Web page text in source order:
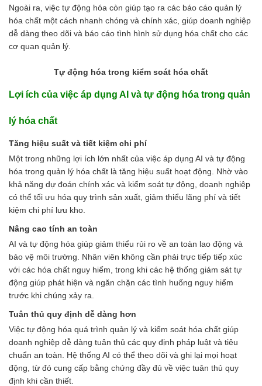
Ngoài ra, việc tự động hóa còn giúp tạo ra các báo cáo quản lý
hóa chất một cách nhanh chóng và chính xác, giúp doanh nghiệp
dễ dàng theo dõi và báo cáo tình hình sử dụng hóa chất cho các
cơ quan quản lý.
Tự động hóa trong kiểm soát hóa chất
Lợi ích của việc áp dụng AI và tự động hóa trong quản
lý hóa chất
Tăng hiệu suất và tiết kiệm chi phí
Một trong những lợi ích lớn nhất của việc áp dụng AI và tự động
hóa trong quản lý hóa chất là tăng hiệu suất hoạt động. Nhờ vào
khả năng dự đoán chính xác và kiểm soát tự động, doanh nghiệp
có thể tối ưu hóa quy trình sản xuất, giảm thiểu lãng phí và tiết
kiệm chi phí lưu kho.
Nâng cao tính an toàn
AI và tự động hóa giúp giảm thiểu rủi ro về an toàn lao động và
bảo vệ môi trường. Nhân viên không cần phải trực tiếp tiếp xúc
với các hóa chất nguy hiểm, trong khi các hệ thống giám sát tự
động giúp phát hiện và ngăn chặn các tình huống nguy hiểm
trước khi chúng xảy ra.
Tuân thủ quy định dễ dàng hơn
Việc tự động hóa quá trình quản lý và kiểm soát hóa chất giúp
doanh nghiệp dễ dàng tuân thủ các quy định pháp luật và tiêu
chuẩn an toàn. Hệ thống AI có thể theo dõi và ghi lại mọi hoạt
động, từ đó cung cấp bằng chứng đầy đủ về việc tuân thủ quy
định khi cần thiết.